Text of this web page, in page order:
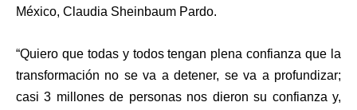
México, Claudia Sheinbaum Pardo.
“Quiero que todas y todos tengan plena confianza que la
transformación no se va a detener, se va a profundizar;
casi 3 millones de personas nos dieron su confianza y,